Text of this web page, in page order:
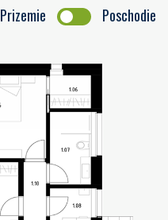
Prizemie Poschodie